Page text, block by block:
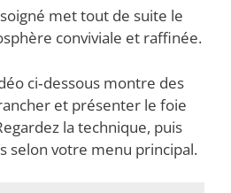
met tout de suite le
conviviale et raffinée.
ci‑dessous montre des
et présenter le foie
la technique, puis
selon votre menu principal.